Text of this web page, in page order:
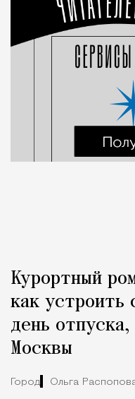
Курортный
как устроить
день
Москвы
Город Ольга